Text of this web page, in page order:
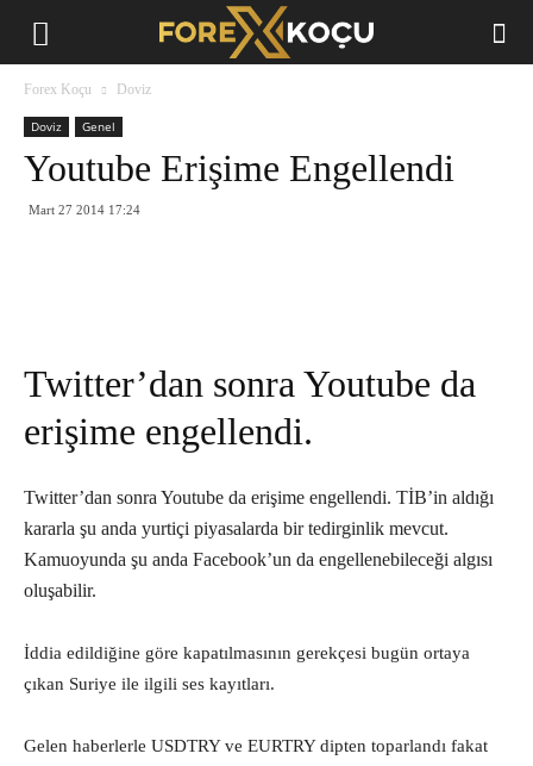
Forex Koçu Doviz
Doviz Genel
Youtube Erişime Engellendi
Mart 27 2014 17:24
Twitter’dan sonra Youtube da
erişime engellendi.
Twitter’dan sonra Youtube da erişime engellendi. TİB’in aldığı
kararla şu anda yurtiçi piyasalarda bir tedirginlik mevcut.
Kamuoyunda şu anda Facebook’un da engellenebileceği algısı
oluşabilir.
İddia edildiğine göre kapatılmasının gerekçesi bugün ortaya
çıkan Suriye ile ilgili ses kayıtları.
Gelen haberlerle USDTRY ve EURTRY dipten toparlandı fakat